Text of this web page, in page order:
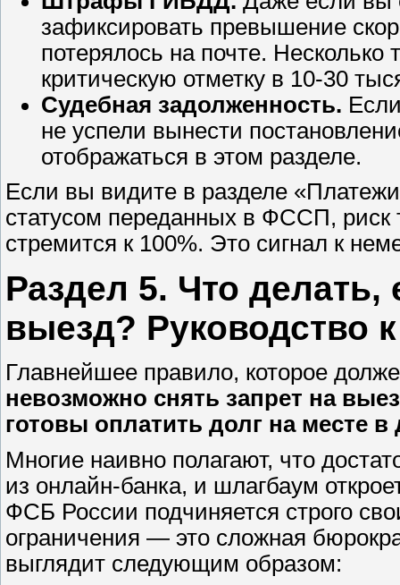
зафиксировать превышение
потерялось на почте. Несколько
критическую отметку в 10-30
Судебная задолженность.
не успели вынести
отображаться в этом разделе.
Если вы видите в разделе
статусом переданных в ФССП, риск
стремится к 100%. Это сигнал к
Раздел 5. Что делать,
выезд? Руководство
Главнейшее правило, которое
невозможно снять запрет на
готовы оплатить долг на месте
Многие наивно полагают, что
из онлайн-банка, и шлагбаум
ФСБ России подчиняется строго
ограничения — это сложная
выглядит следующим образом: